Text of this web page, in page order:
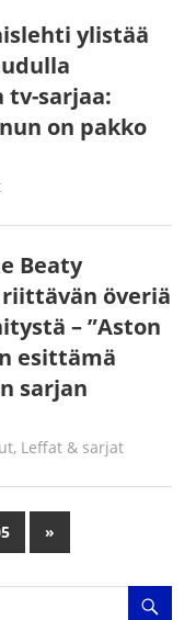
ylistää
tv-sarjaa:
on pakko
Beaty
överiä
– ”Aston
esittämä
sarjan
, Leffat & sarjat
Next
Posts
»